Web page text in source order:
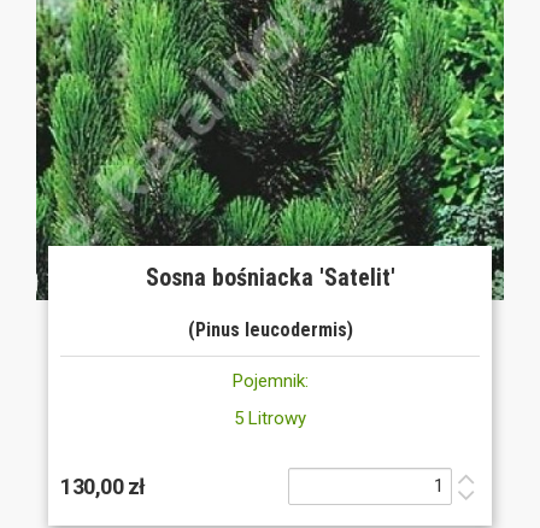
Sosna bośniacka 'Satelit'
(Pinus leucodermis)
Pojemnik:
5 Litrowy
130,00 zł